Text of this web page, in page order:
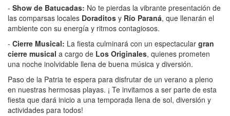
- Show de Batucadas: No te pierdas la vibrante presentación de
las comparsas locales Doraditos y Río Paraná, que llenarán el
ambiente con su energía y ritmos contagiosos.
- Cierre Musical: La fiesta culminará con un espectacular gran
cierre musical a cargo de Los Originales, quienes prometen
una noche inolvidable llena de buena música y diversión.
Paso de la Patria te espera para disfrutar de un verano a pleno
en nuestras hermosas playas. ¡ Te invitamos a ser parte de esta
fiesta que dará inicio a una temporada llena de sol, diversión y
actividades para todos!